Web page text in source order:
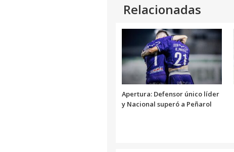
Relacionadas
Apertura: Defensor único líder
y Nacional superó a Peñarol